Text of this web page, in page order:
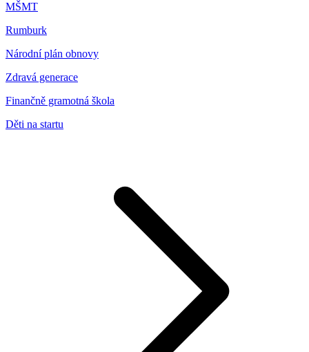
MŠMT
Rumburk
Národní plán obnovy
Zdravá generace
Finančně gramotná škola
Děti na startu